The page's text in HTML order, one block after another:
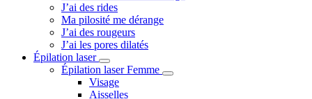
J’ai des rides
Ma pilosité me dérange
J’ai des rougeurs
J’ai les pores dilatés
Épilation laser
Épilation laser Femme
Visage
Aisselles